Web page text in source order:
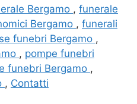
Bergamo , funerale
Bergamo , funerali
funebri Bergamo ,
, pompe funebri
funebri Bergamo ,
, Contatti